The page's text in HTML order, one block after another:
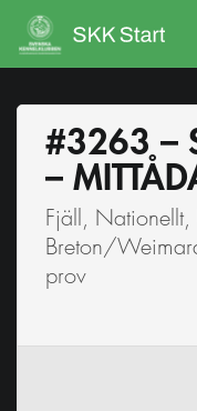
#3263 –
–
Fjäll, Nationellt,
Breton/
prov